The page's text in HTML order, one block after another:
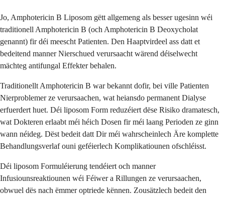
Jo, Amphotericin B Liposom gëtt allgemeng als besser ugesinn wéi
traditionell Amphotericin B (och Amphotericin B Deoxycholat
genannt) fir déi meescht Patienten. Den Haaptvirdeel ass datt et
bedeitend manner Nierschued verursaacht wärend déiselwecht
mächteg antifungal Effekter behalen.
Traditionellt Amphotericin B war bekannt dofir, bei ville Patienten
Nierproblemer ze verursaachen, wat heiansdo permanent Dialyse
erfuerdert huet. Déi liposom Form reduzéiert dëse Risiko dramatesch,
wat Dokteren erlaabt méi héich Dosen fir méi laang Perioden ze ginn
wann néideg. Dëst bedeit datt Dir méi wahrscheinlech Äre komplette
Behandlungsverlaf ouni geféierlech Komplikatiounen ofschléisst.
Déi liposom Formuléierung tendéiert och manner
Infusiounsreaktiounen wéi Féiwer a Rillungen ze verursaachen,
obwuel dës nach ëmmer optriede kënnen. Zousätzlech bedeit den